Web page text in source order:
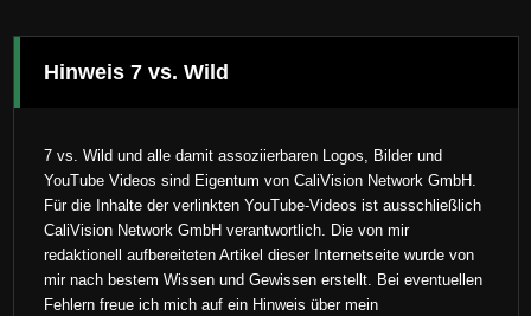
Hinweis 7 vs. Wild
7 vs. Wild und alle damit assoziierbaren Logos, Bilder und
YouTube Videos sind Eigentum von CaliVision Network GmbH.
Für die Inhalte der verlinkten YouTube-Videos ist ausschließlich
CaliVision Network GmbH verantwortlich. Die von mir
redaktionell aufbereiteten Artikel dieser Internetseite wurde von
mir nach bestem Wissen und Gewissen erstellt. Bei eventuellen
Fehlern freue ich mich auf ein Hinweis über mein